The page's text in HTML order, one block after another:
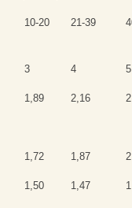
10-20 21-39
3 4 5
1,89 2,16
1,72 1,87
1,50 1,47